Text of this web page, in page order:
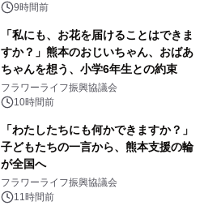
9時間前
「私にも、お花を届けることはできま
すか？」熊本のおじいちゃん、おばあ
ちゃんを想う、小学6年生との約束
フラワーライフ振興協議会
10時間前
「わたしたちにも何かできますか？」
子どもたちの一言から、熊本支援の輪
が全国へ
フラワーライフ振興協議会
11時間前